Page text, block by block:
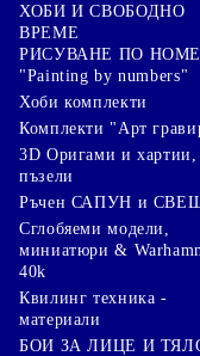
ХОБИ И СВОБОДНО
ВРЕМЕ
РИСУВАНЕ ПО
"Painting by numbers"
Хоби комплекти
Комплекти "Арт
3D Оригами и хартии,
пъзели
Ръчен САПУН и
Сглобяеми модели,
миниатюри &
40k
Квилинг техника -
материали
БОИ ЗА ЛИЦЕ И